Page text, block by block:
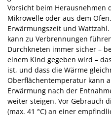
Vorsicht beim Herausnehmen
Mikrowelle oder aus dem
Erwärmungszeit und
kann zu Verbrennungen
Durchkneten immer sicher –
einem Kind gegeben wird –
ist, und dass die Wärme
Oberflächentemperatur kann
Erwärmung nach der
weiter steigen. Vor Gebrauch
(max. 41 °C) an einer